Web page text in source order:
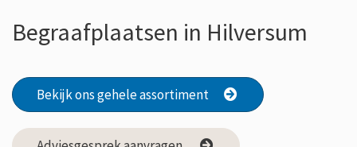
Begraafplaatsen in Hilversum
Bekijk ons gehele assortiment